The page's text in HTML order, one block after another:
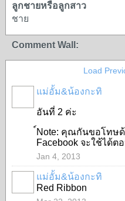
ลูกชายหรือลูกสาว
ชาย
Comment Wall:
Load
แม่อั้ม&น้องกะทิ
อันที่ 2 ค่ะ
Note: คุณกันขอโทษด้
Facebook จะใช้ได้ต
Jan 4, 2013
แม่อั้ม&น้องกะทิ
Red Ribbon